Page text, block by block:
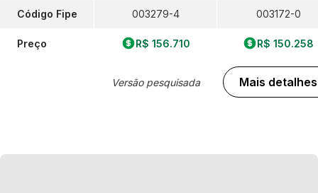
Código Fipe
Preço
003279-4
R$ 156.710
Versão pesquisada
003172-0
R$ 150.258
Mais detalhes